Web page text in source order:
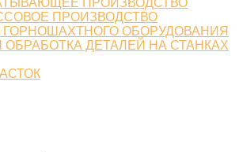
ПРОИЗВОДСТВО
ПРОИЗВОДСТВО
ГОРНОШАХТНОГО ОБОРУДОВАНИЯ
ДЕТАЛЕЙ НА СТАНКАХ